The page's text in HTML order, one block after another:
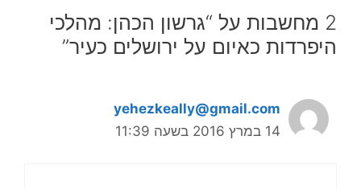
2 מחשבות על “גרשון הכהן: מהלכי
היפרדות כאיום על ירושלים כעיר”
yehezkeally@gmail.com
14 במרץ 2016 בשעה 11:39